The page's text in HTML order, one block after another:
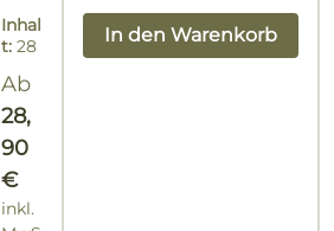
Inhal
t:28
gra
mm
(1,03
€ / 1
Kilo
mm)
Regulärer Preis:
Ab
28,
90
€
inkl.
In den Warenkorb